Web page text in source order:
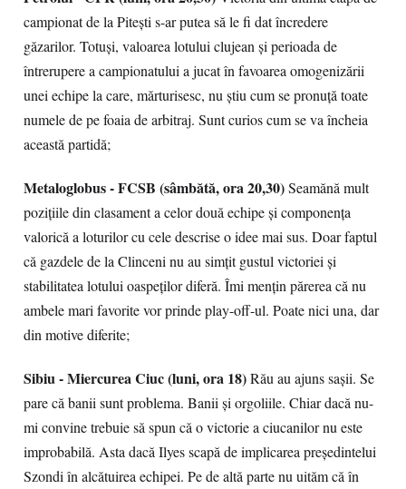
campionat de la Pitești s-ar putea să le fi dat încredere
găzarilor. Totuși, valoarea lotului clujean și perioada de
întrerupere a campionatului a jucat în favoarea omogenizării
unei echipe la care, mărturisesc, nu știu cum se pronuță toate
numele de pe foaia de arbitraj. Sunt curios cum se va încheia
această partidă;
Metaloglobus - FCSB (sâmbătă, ora 20,30)Seamănă mult
pozițiile din clasament a celor două echipe și componența
valorică a loturilor cu cele descrise o idee mai sus. Doar faptul
că gazdele de la Clinceni nu au simțit gustul victoriei și
stabilitatea lotului oaspeților diferă. Îmi mențin părerea că nu
ambele mari favorite vor prinde play-off-ul. Poate nici una, dar
din motive diferite;
Sibiu - Miercurea Ciuc (luni, ora 18)Rău au ajuns sașii. Se
pare că banii sunt problema. Banii și orgoliile. Chiar dacă nu-
mi convine trebuie să spun că o victorie a ciucanilor nu este
improbabilă. Asta dacă Ilyes scapă de implicarea președintelui
Szondi în alcătuirea echipei. Pe de altă parte nu uităm că în